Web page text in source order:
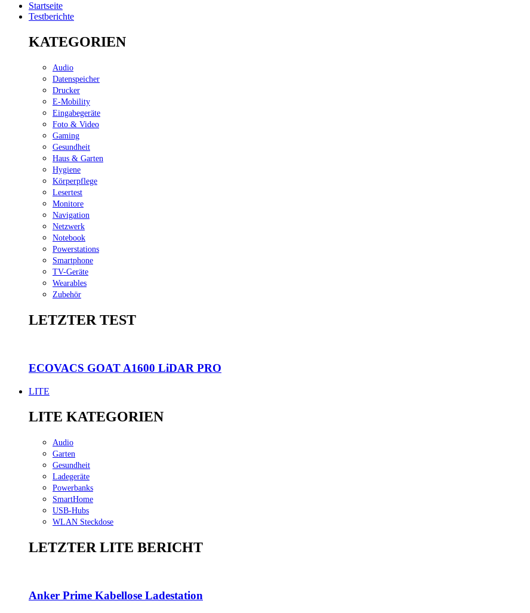
Startseite
Testberichte
KATEGORIEN
Audio
Datenspeicher
Drucker
E-Mobility
Eingabegeräte
Foto & Video
Gaming
Gesundheit
Haus & Garten
Hygiene
Körperpflege
Lesertest
Monitore
Navigation
Netzwerk
Notebook
Powerstations
Smartphone
TV-Geräte
Wearables
Zubehör
LETZTER TEST
ECOVACS GOAT A1600 LiDAR PRO
LITE
LITE KATEGORIEN
Audio
Garten
Gesundheit
Ladegeräte
Powerbanks
SmartHome
USB-Hubs
WLAN Steckdose
LETZTER LITE BERICHT
Anker Prime Kabellose Ladestation